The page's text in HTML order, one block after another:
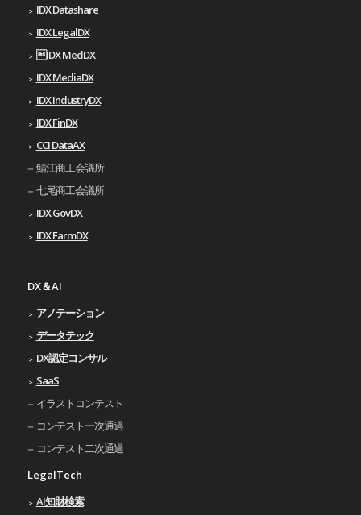
IDX Datashare
IDX LegalDX
IDX MedDX
IDX MediaDX
IDX IndustryDX
IDX FinDX
CCI DataAX
鯖江商工会議所
七尾商工会議所
IDX GovDX
IDX FarmDX
DX＆AI
アノテーション
データテック
DX認定コンサル
SaaS
イラストコンテスト
コンテスト一次通過
コンテスト二次通過
LegalTech
AI知財検索